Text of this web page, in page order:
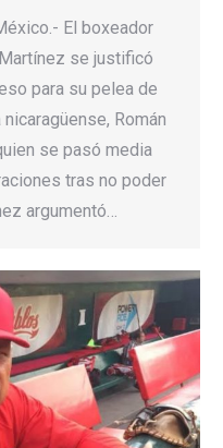
El boxeador
se justificó
para su pelea de
Román
se pasó media
tras no poder
argumentó…